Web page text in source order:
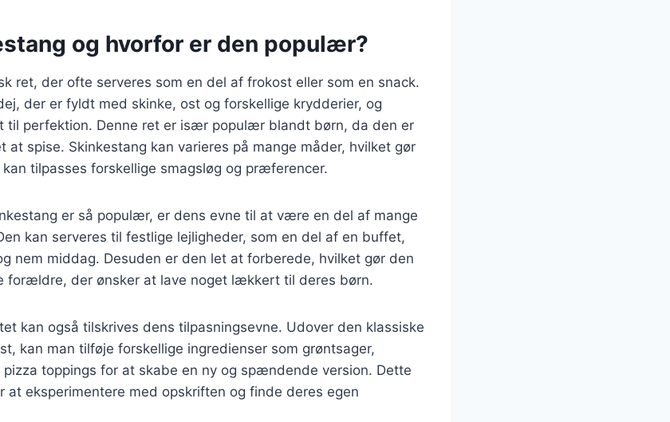
og hvorfor er den populær?
ret, der ofte serveres som en del af frokost eller som en snack.
der er fyldt med skinke, ost og forskellige krydderier, og
til perfektion. Denne ret er især populær blandt børn, da den er
at spise. Skinkestang kan varieres på mange måder, hvilket gør
tilpasses forskellige smagsløg og præferencer.
er så populær, er dens evne til at være en del af mange
kan serveres til festlige lejligheder, som en del af en buffet,
nem middag. Desuden er den let at forberede, hvilket gør den
forældre, der ønsker at lave noget lækkert til deres børn.
kan også tilskrives dens tilpasningsevne. Udover den klassiske
kan man tilføje forskellige ingredienser som grøntsager,
toppings for at skabe en ny og spændende version. Dette
at eksperimentere med opskriften og finde deres egen